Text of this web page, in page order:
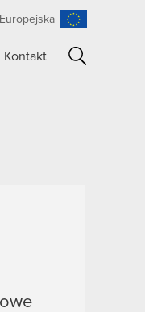
Kontakt